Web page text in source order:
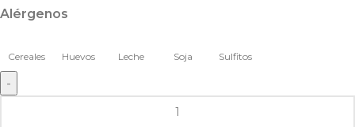
Alérgenos
Cereales Huevos Leche Soja Sulfitos